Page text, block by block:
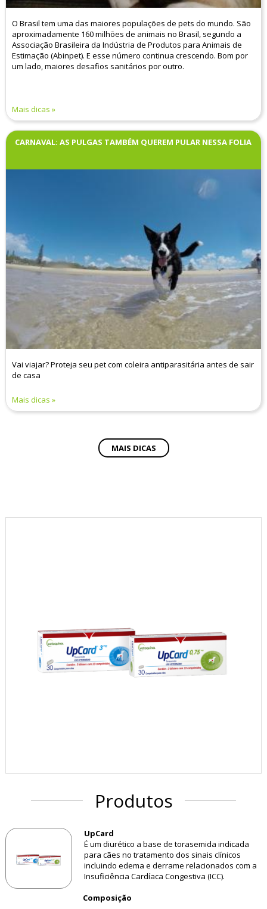
O Brasil tem uma das maiores populações de pets do mundo. São
aproximadamente 160 milhões de animais no Brasil, segundo a
Associação Brasileira da Indústria de Produtos para Animais de
Estimação (Abinpet). E esse número continua crescendo. Bom por
um lado, maiores desafios sanitários por outro.
Mais dicas
CARNAVAL: AS PULGAS TAMBÉM QUEREM PULAR NESSA FOLIA
Vai viajar? Proteja seu pet com coleira antiparasitária antes de sair
de casa
Mais dicas
MAIS DICAS
Produtos
UpCard
É um diurético a base de torasemida indicada
para cães no tratamento dos sinais clínicos
incluindo edema e derrame relacionados com a
Insuficiência Cardíaca Congestiva (ICC).
Composição